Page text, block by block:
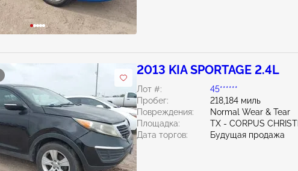
2013 KIA SPORTAGE 2.4L
Лот #:
45******
Пробег:
218,184 миль
Повреждения:
Normal Wear & Tear
Площадка:
TX - CORPUS CHRISTI
Дата торгов:
Будущая продажа